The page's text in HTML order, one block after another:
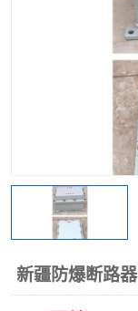
新疆防爆断路器